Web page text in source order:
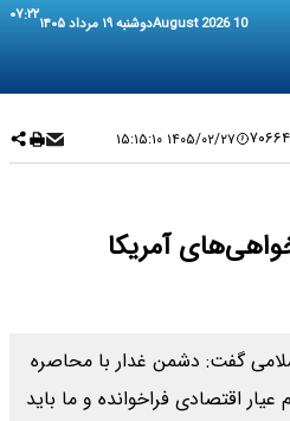
10 August 2026 دوشنبه ۱۹ مرداد ۱۴۰۵ ۰۷:۲۲
۱۴۰۵/۰۲/۲۷ ۱۵:۱۵:۱۰
آمریکا
گفت: دشمن غدار با محاصره
اقتصادی فراخوانده و ما باید